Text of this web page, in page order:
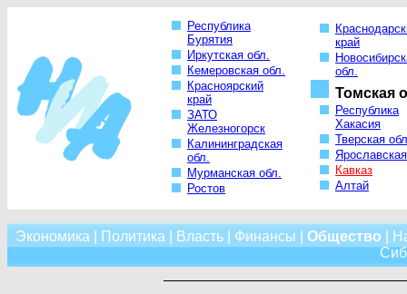
Республика
Бурятия
Иркутская обл.
Кемеровская обл.
Красноярский
край
ЗАТО
Железногорск
Калининградская
обл.
Мурманская обл.
Ростов
край
обл.
Томская
Республика
Хакасия
Тверская
Кавказ
Алтай
Экономика Политика Власть| Финансы Общество